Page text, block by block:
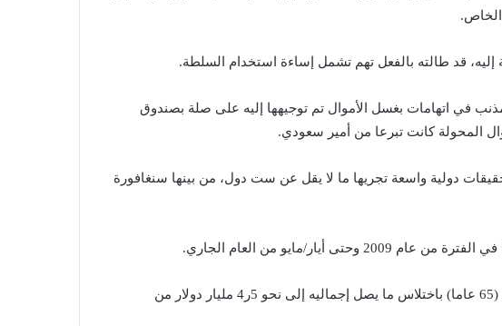
إليه، قد طالته بالفعل تهم تشمل إساءة استخدام السلطة.
في اتهامات بغسل الأموال تم توجيهها إليه على صلة بصندوق
المحولة كانت تبرعا من أمير سعودي.
دولية واسعة تجريها ما لا يقل عن ست دول، من بينها سنغافورة
مايو من العام الجاري.
ويتهم ممثلو الادعاء في الولايات المتحدة نجيب (65 عاما) باختلاس ما يصل إجماليه إلى نحو 5ر4 مليار دولار من